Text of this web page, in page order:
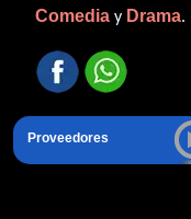
Comedia y Drama.
Proveedores